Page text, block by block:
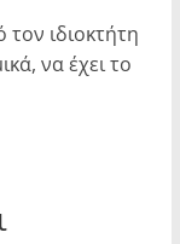
ιδιοκτήτη
να έχει το